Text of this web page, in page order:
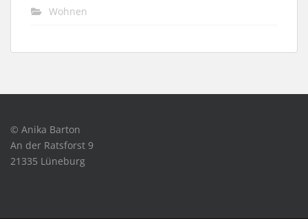
Wohnen
© Anika Barton
An der Ratsforst 9
21335 Lüneburg